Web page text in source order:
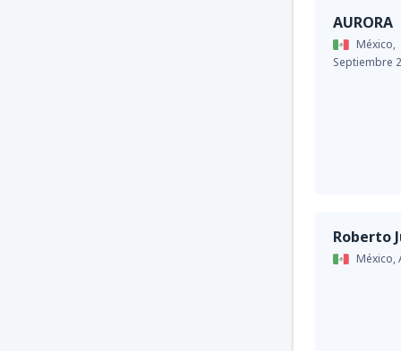
AURORA
México,
Septiembre
Roberto
México,